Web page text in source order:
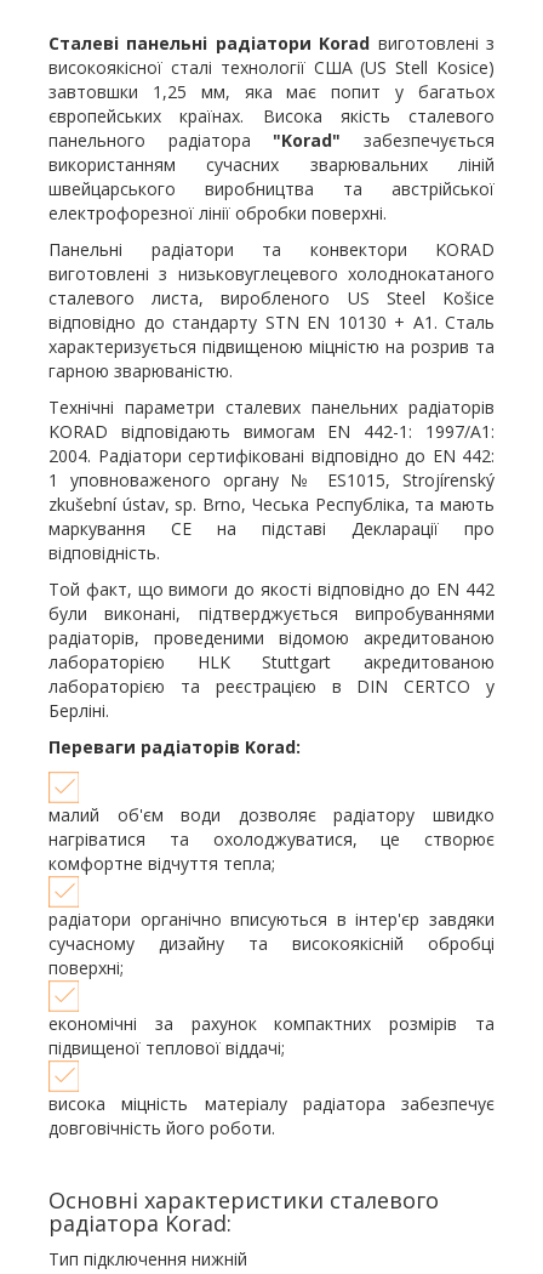
Сталеві панельні радіатори Korad виготовлені з
високоякісної сталі технології США (US Stell Kosice)
завтовшки 1,25 мм, яка має попит у багатьох
європейських країнах. Висока якість сталевого
панельного радіатора "Korad" забезпечується
використанням сучасних зварювальних ліній
швейцарського виробництва та австрійської
електрофорезної лінії обробки поверхні.
Панельні радіатори та конвектори KORAD
виготовлені з низьковуглецевого холоднокатаного
сталевого листа, виробленого US Steel Košice
відповідно до стандарту STN EN 10130 + A1. Сталь
характеризується підвищеною міцністю на розрив та
гарною зварюваністю.
Технічні параметри сталевих панельних радіаторів
KORAD відповідають вимогам EN 442-1: 1997/A1:
2004. Радіатори сертифіковані відповідно до EN 442:
1 уповноваженого органу № ES1015, Strojírenský
zkušební ústav, sp. Brno, Чеська Республіка, та мають
маркування CE на підставі Декларації про
відповідність.
Той факт, що вимоги до якості відповідно до EN 442
були виконані, підтверджується випробуваннями
радіаторів, проведеними відомою акредитованою
лабораторією HLK Stuttgart акредитованою
лабораторією та реєстрацією в DIN CERTCO у
Берліні.
Переваги радіаторів Korad:
малий об'єм води дозволяє радіатору швидко
нагріватися та охолоджуватися, це створює
комфортне відчуття тепла;
радіатори органічно вписуються в інтер'єр завдяки
сучасному дизайну та високоякісній обробці
поверхні;
економічні за рахунок компактних розмірів та
підвищеної теплової віддачі;
висока міцність матеріалу радіатора забезпечує
довговічність його роботи.
Основні характеристики сталевого
радіатора Korad:
Тип підключення нижній